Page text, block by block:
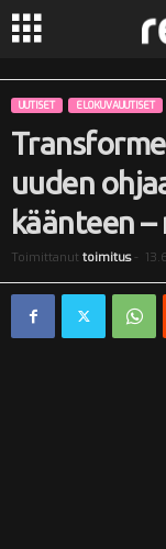
R
a
UUTISET ELOKUVAUUTISET
uuden
käänteen
Toimittanut toimitus-